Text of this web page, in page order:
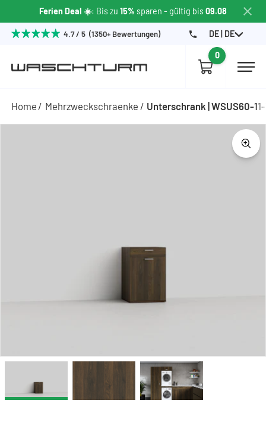
Ferien Deal ☀️: Bis zu 15% sparen - gültig bis09.08
4.7 / 5 (1350+ Bewertungen) DE | DE
0
Home Mehrzweckschraenke Unterschrank | WSUS60-